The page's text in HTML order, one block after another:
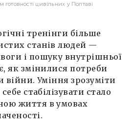
готовності цивільних у Полтаві
тренінги більше
станів людей —
і пошуку внутрішньої
як змінилися потреби
війни. Уміння зрозуміти
стабілізувати стало
життя в умовах